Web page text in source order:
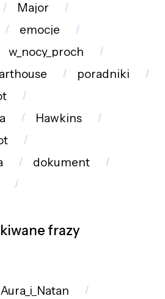
Major
emocje
w_nocy_proch
arthouse
poradniki
Hawkins
dokument
frazy
Aura_i_Natan